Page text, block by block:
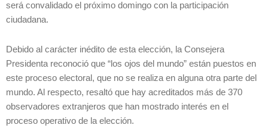
será convalidado el próximo domingo con la participación
ciudadana.
Debido al carácter inédito de esta elección, la Consejera
Presidenta reconoció que “los ojos del mundo” están puestos en
este proceso electoral, que no se realiza en alguna otra parte del
mundo. Al respecto, resaltó que hay acreditados más de 370
observadores extranjeros que han mostrado interés en el
proceso operativo de la elección.